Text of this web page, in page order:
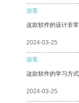
游客
这款软件的设计非
2024-03-25
游客
这款软件的学习方
2024-03-25